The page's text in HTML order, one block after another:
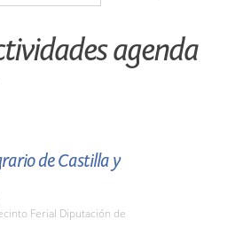
agenda
de Castilla y
Ferial Diputación de